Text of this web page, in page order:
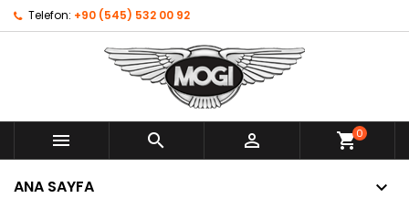
Telefon: +90 (545) 532 00 92
   shopping_cart0
ANA SAYFA